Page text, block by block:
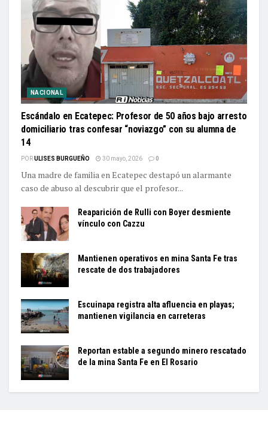
NACIONAL
Escándalo en Ecatepec: Profesor de 50 años bajo arresto
domiciliario tras confesar “noviazgo” con su alumna de
14
PORULISES BURGUEÑO 30 mayo, 2026 0
Una madre de familia en Ecatepec destapó un alarmante
caso de abuso al descubrir que el profesor...
Reaparición de Rulli con Boyer desmiente
vínculo con Cazzu
Mantienen operativos en mina Santa Fe tras
rescate de dos trabajadores
Escuinapa registra alta afluencia en playas;
mantienen vigilancia en carreteras
Reportan estable a segundo minero rescatado
de la mina Santa Fe en El Rosario